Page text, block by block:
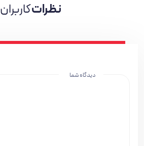
نظراتکاربران
دیدگاه شما